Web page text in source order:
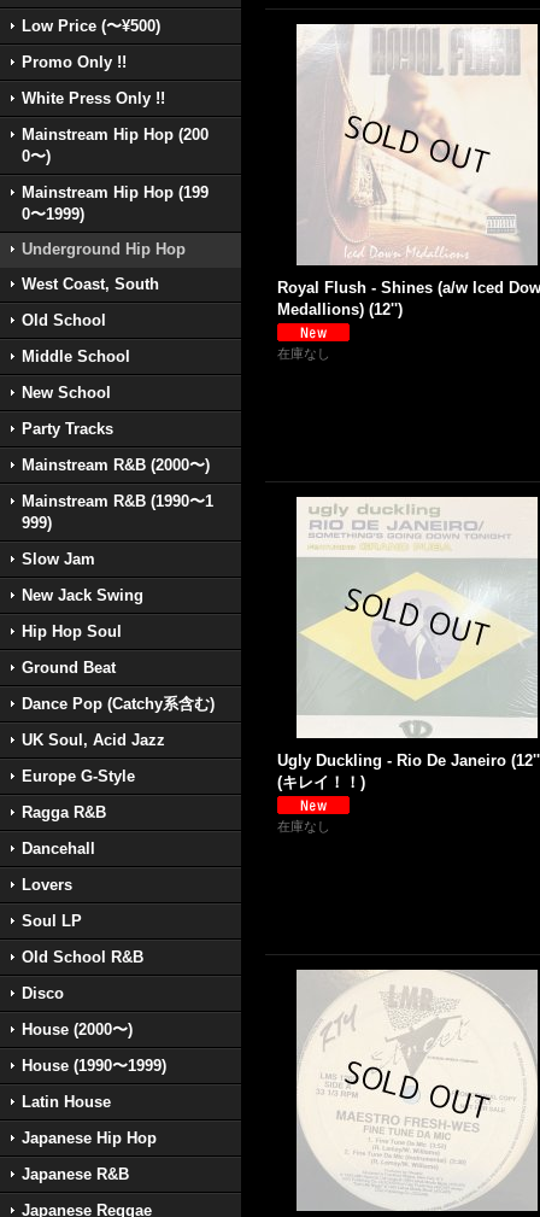
Low Price (〜¥500)
Promo Only !!
White Press Only !!
Mainstream Hip Hop (200
0〜)
Mainstream Hip Hop (199
0〜1999)
Underground Hip Hop
West Coast, South
Old School
Middle School
New School
Party Tracks
Mainstream R&B (2000〜)
Mainstream R&B (1990〜1
999)
Slow Jam
New Jack Swing
Hip Hop Soul
Ground Beat
Dance Pop (Catchy系含む)
UK Soul, Acid Jazz
Europe G-Style
Ragga R&B
Dancehall
Lovers
Soul LP
Old School R&B
Disco
House (2000〜)
House (1990〜1999)
Latin House
Japanese Hip Hop
Japanese R&B
Japanese Reggae
Royal Flush - Shines (a/w Iced
Medallions) (12'')
在庫なし
Ugly Duckling - Rio De Janeiro
(キレイ！！)
在庫なし